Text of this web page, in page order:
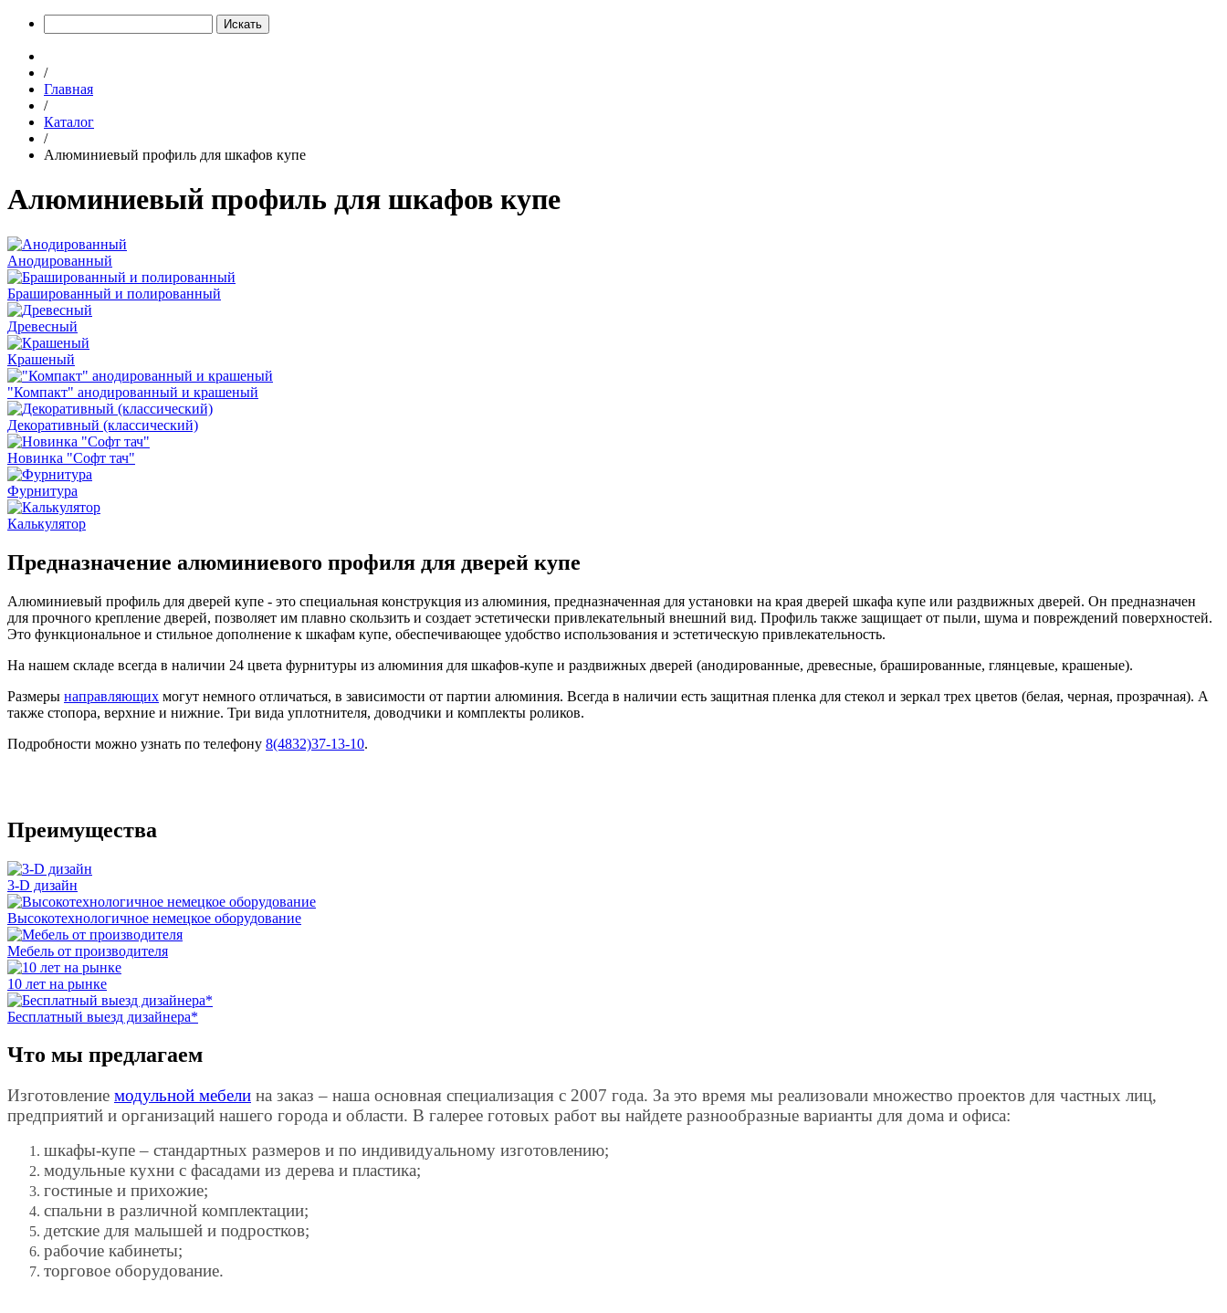
Искать
/
Главная
/
Каталог
/
Алюминиевый профиль для шкафов купе
Алюминиевый профиль для шкафов купе
Анодированный
Брашированный и полированный
Древесный
Крашеный
"Компакт" анодированный и крашеный
Декоративный (классический)
Новинка "Софт тач"
Фурнитура
Калькулятор
Предназначение алюминиевого профиля для дверей купе
Алюминиевый профиль для дверей купе - это специальная конструкция из алюминия, предназначенная для установки на края дверей шкафа купе или раздвижных дверей. Он предназначен
для прочного крепление дверей, позволяет им плавно скользить и создает эстетически привлекательный внешний вид. Профиль также защищает от пыли, шума и повреждений поверхностей.
Это функциональное и стильное дополнение к шкафам купе, обеспечивающее удобство использования и эстетическую привлекательность.
На нашем складе всегда в наличии 24 цвета фурнитуры из алюминия для шкафов-купе и раздвижных дверей (анодированные, древесные, брашированные, глянцевые, крашеные).
Размеры направляющих могут немного отличаться, в зависимости от партии алюминия. Всегда в наличии есть защитная пленка для стекол и зеркал трех цветов (белая, черная, прозрачная). А
также стопора, верхние и нижние. Три вида уплотнителя, доводчики и комплекты роликов.
Подробности можно узнать по телефону 8(4832)37-13-10.
Преимущества
3-D дизайн
Высокотехнологичное немецкое оборудование
Мебель от производителя
10 лет на рынке
Бесплатный выезд дизайнера*
Что мы предлагаем
Изготовление модульной мебели на заказ – наша основная специализация с 2007 года. За это время мы реализовали множество проектов для частных лиц,
предприятий и организаций нашего города и области. В галерее готовых работ вы найдете разнообразные варианты для дома и офиса:
шкафы-купе – стандартных размеров и по индивидуальному изготовлению;
модульные кухни с фасадами из дерева и пластика;
гостиные и прихожие;
спальни в различной комплектации;
детские для малышей и подростков;
рабочие кабинеты;
торговое оборудование.